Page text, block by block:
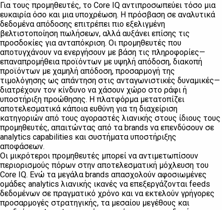
Για τους προμηθευτές, το Core IQ αντιπροσωπεύει τόσο μια
ευκαιρία όσο και μια υποχρέωση. Η πρόσβαση σε αναλυτικά
δεδομένα απόδοσης επιτρέπει πιο εξελιγμένη
βελτιστοποίηση πωλήσεων, αλλά αυξάνει επίσης τις
προσδοκίες για ανταπόκριση. Οι προμηθευτές που
αποτυγχάνουν να ενεργήσουν με βάση τις πληροφορίες—
επαναπρομήθεια προϊόντων με υψηλή απόδοση, διακοπή
προϊόντων με χαμηλή απόδοση, προσαρμογή της
τιμολόγησης ως απάντηση στις ανταγωνιστικές δυναμικές—
διατρέχουν τον κίνδυνο να χάσουν χώρο στο ράφι ή
υποστήριξη προώθησης. Η πλατφόρμα μετατοπίζει
αποτελεσματικά κάποια ευθύνη για τη διαχείριση
κατηγοριών από τους αγοραστές λιανικής στους ίδιους τους
προμηθευτές, απαιτώντας από τα brands να επενδύσουν σε
analytics capabilities και συστήματα υποστήριξης
αποφάσεων.
Οι μικρότεροι προμηθευτές μπορεί να αντιμετωπίσουν
περιορισμούς πόρων στην αποτελεσματική μόχλευση του
Core IQ. Ενώ τα μεγάλα brands απασχολούν αφοσιωμένες
ομάδες analytics λιανικής ικανές να επεξεργάζονται feeds
δεδομένων σε πραγματικό χρόνο και να εκτελούν γρήγορες
προσαρμογές στρατηγικής, τα μεσαίου μεγέθους και